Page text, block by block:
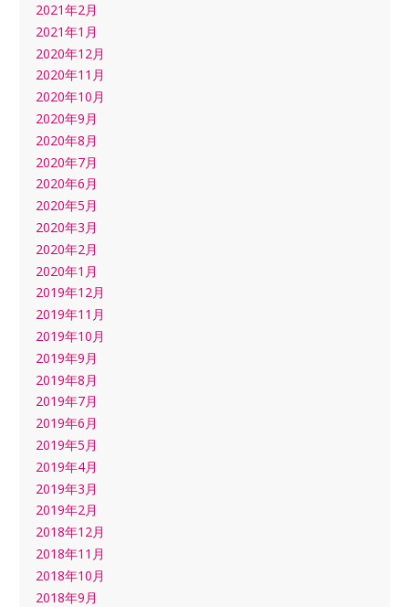
2021年2月
2021年1月
2020年12月
2020年11月
2020年10月
2020年9月
2020年8月
2020年7月
2020年6月
2020年5月
2020年3月
2020年2月
2020年1月
2019年12月
2019年11月
2019年10月
2019年9月
2019年8月
2019年7月
2019年6月
2019年5月
2019年4月
2019年3月
2019年2月
2018年12月
2018年11月
2018年10月
2018年9月